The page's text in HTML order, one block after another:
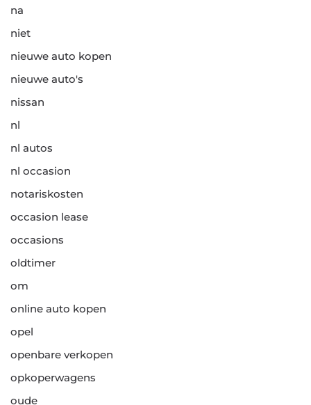
na
niet
nieuwe auto kopen
nieuwe auto's
nissan
nl
nl autos
nl occasion
notariskosten
occasion lease
occasions
oldtimer
om
online auto kopen
opel
openbare verkopen
opkoperwagens
oude